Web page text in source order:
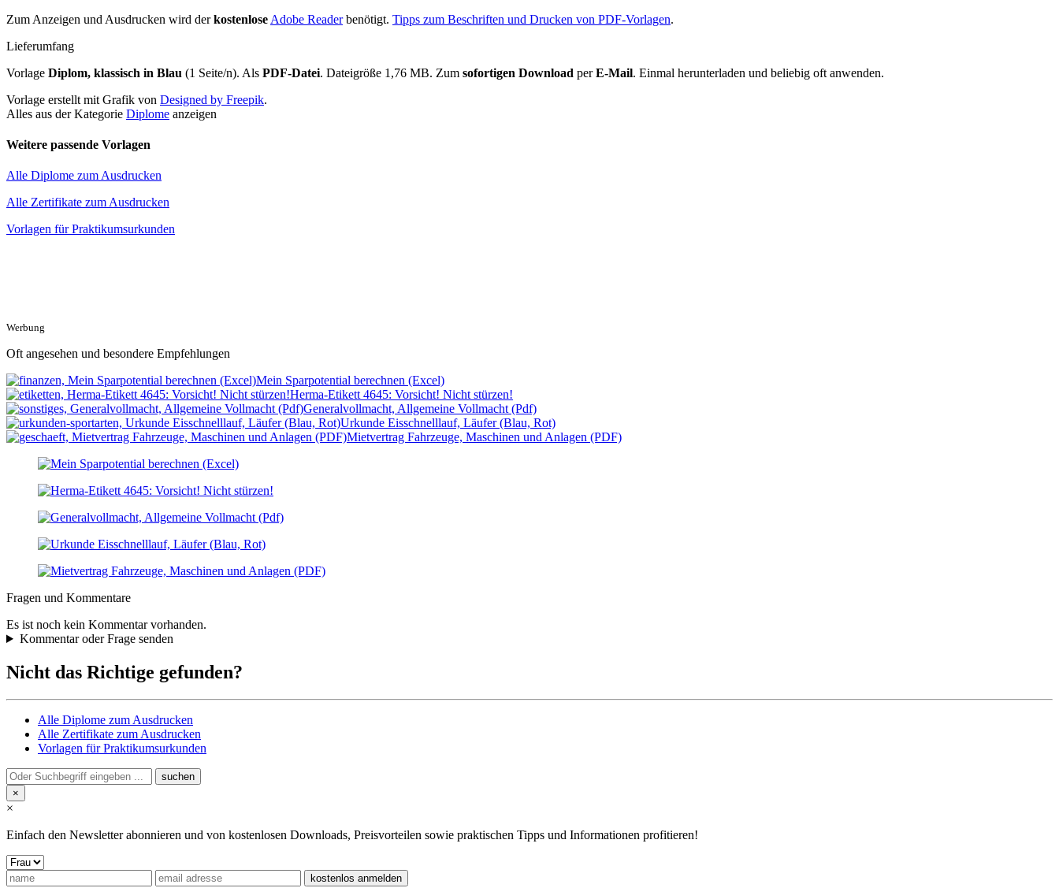
Zum Anzeigen und Ausdrucken wird derkostenlose Adobe Readerbenötigt. Tipps zum Beschriften und Drucken von PDF-Vorlagen.
Lieferumfang
Vorlage Diplom, klassisch in Blau (1 Seite/n). Als PDF-Datei. Dateigröße 1,76 MB. Zum sofortigen Download perE-Mail. Einmal herunterladen und beliebig oft anwenden.
Vorlage erstellt mit Grafik von Designed by Freepik.
Alles aus der Kategorie Diplome anzeigen
Weitere passende Vorlagen
Alle Diplome zum Ausdrucken
Alle Zertifikate zum Ausdrucken
Vorlagen für Praktikumsurkunden
Werbung
Oft angesehen und besondere Empfehlungen
Mein Sparpotential berechnen (Excel)
Herma-Etikett 4645: Vorsicht! Nicht stürzen!
Generalvollmacht, Allgemeine Vollmacht (Pdf)
Urkunde Eisschnelllauf, Läufer (Blau, Rot)
Mietvertrag Fahrzeuge, Maschinen und Anlagen (PDF)
Fragen und Kommentare
Es ist noch kein Kommentar vorhanden.
Kommentar oder Frage senden
Nicht das Richtige gefunden?
Alle Diplome zum Ausdrucken
Alle Zertifikate zum Ausdrucken
Vorlagen für Praktikumsurkunden
×
×
Einfach den Newsletter abonnieren und von kostenlosen Downloads, Preisvorteilen sowie praktischen Tipps und Informationen profitieren!